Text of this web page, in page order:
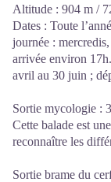
Altitude : 904 m /
Dates : Toute
journée :
arrivée environ
avril au 30 juin ;
Sortie mycologie :
Cette balade est
reconnaître les
Sortie brame du